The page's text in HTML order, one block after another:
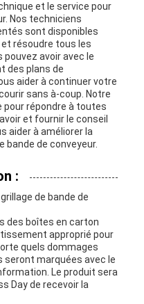
et le service pour
Nos techniciens
sont disponibles
résoudre tous les
avoir avec le
des plans de
aider à continuer votre
sans à-coup. Notre
pour répondre à toutes
et fournir le conseil
aider à améliorer la
bande de conveyeur.
:
de bande de
des boîtes en carton
approprié pour
quels dommages
seront marquées avec le
Le produit sera
Day de recevoir la